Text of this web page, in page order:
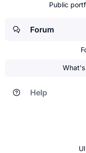
Public
Forum
Help